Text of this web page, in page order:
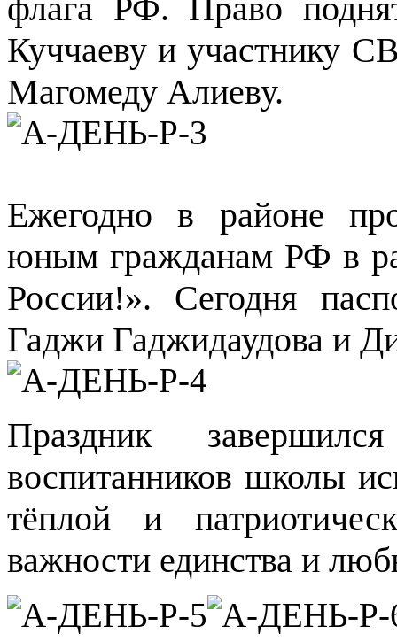
флага РФ. Право
Куччаеву и участнику
Магомеду Алиеву.
Ежегодно в районе
юным гражданам РФ в
России!». Сегодня
Гаджи Гаджидаудова и
Праздник
воспитанников школы
тёплой и
важности единства и